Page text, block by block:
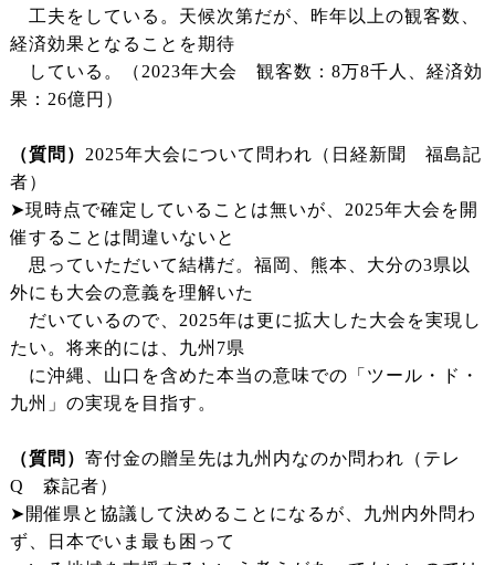
工夫をしている。天候次第だが、昨年以上の観客数、
経済効果となることを期待
している。（2023年大会 観客数：8万8千人、経済効
果：26億円）
（質問） 2025年大会について問われ（日経新聞 福島記
者）
➤現時点で確定していることは無いが、2025年大会を開
催することは間違いないと
思っていただいて結構だ。福岡、熊本、大分の3県以
外にも大会の意義を理解いた
だいているので、2025年は更に拡大した大会を実現し
たい。将来的には、九州7県
に沖縄、山口を含めた本当の意味での「ツール・ド・
九州」の実現を目指す。
（質問） 寄付金の贈呈先は九州内なのか問われ（テレ
Q 森記者）
➤開催県と協議して決めることになるが、九州内外問わ
ず、日本でいま最も困って